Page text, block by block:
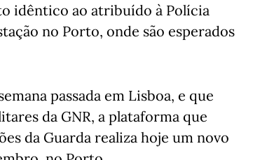
idêntico ao atribuído à Polícia
no Porto, onde são esperados
passada em Lisboa, e que
da GNR, a plataforma que
da Guarda realiza hoje um novo